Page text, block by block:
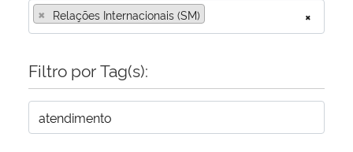
×
× Relações Internacionais (SM)
Filtro por Tag(s):